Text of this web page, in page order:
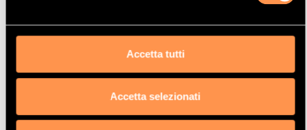
Accetta tutti
Accetta selezionati
146